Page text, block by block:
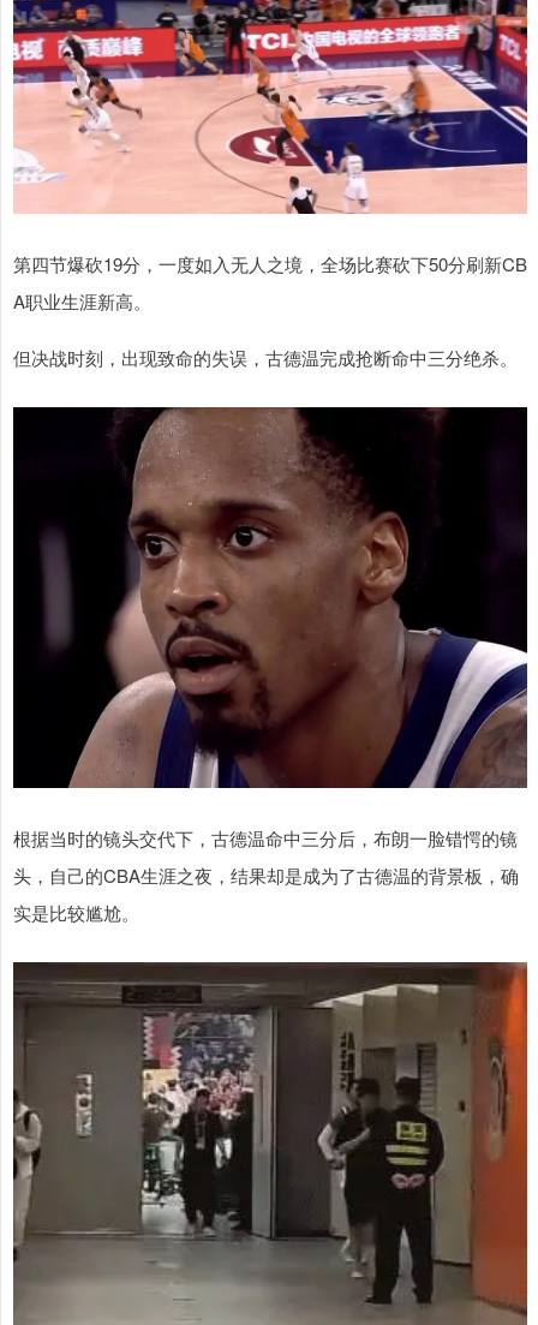
第四节爆砍19分，一度如入无人之境，全场比赛砍下50分刷新CB
A职业生涯新高。
但决战时刻，出现致命的失误，古德温完成抢断命中三分绝杀。
根据当时的镜头交代下，古德温命中三分后，布朗一脸错愕的镜
头，自己的CBA生涯之夜，结果却是成为了古德温的背景板，确
实是比较尴尬。